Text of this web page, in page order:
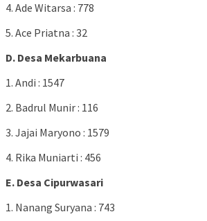
4. Ade Witarsa : 778
5. Ace Priatna : 32
D. Desa Mekarbuana
1. Andi : 1547
2. Badrul Munir : 116
3. Jajai Maryono : 1579
4. Rika Muniarti : 456
E. Desa Cipurwasari
1. Nanang Suryana : 743